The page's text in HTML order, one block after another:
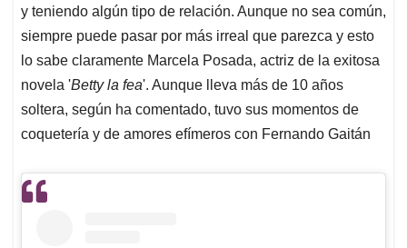
p
p
o
k
I
n
s
y teniendo algún tipo de relación. Aunque no sea común,
siempre puede pasar por más irreal que parezca y esto
lo sabe claramente Marcela Posada, actriz de la exitosa
novela 'Betty la fea'. Aunque lleva más de 10 años
soltera, según ha comentado, tuvo sus momentos de
coquetería y de amores efímeros con Fernando Gaitán